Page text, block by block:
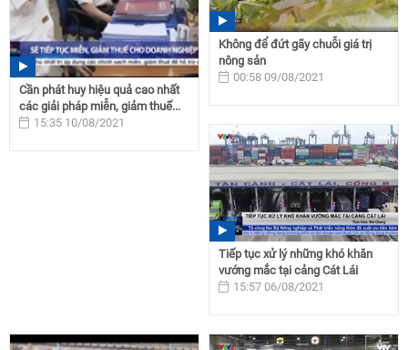
Cần phát huy hiệu quả cao nhất
các giải pháp miễn, giảm thuế...
15:35 10/08/2021
Không để đứt gãy chuỗi giá trị
nông sản
00:58 09/08/2021
Tiếp tục xử lý những khó khăn
vướng mắc tại cảng Cát Lái
15:57 06/08/2021